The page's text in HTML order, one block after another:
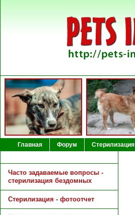
Главная Форум Стерилизация
Часто задаваемые вопросы -
стерилизация бездомных
Cтерилизация - фотоотчет